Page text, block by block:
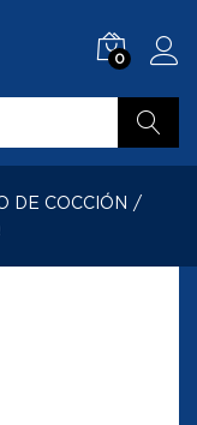
0
DE COCCIÓN /